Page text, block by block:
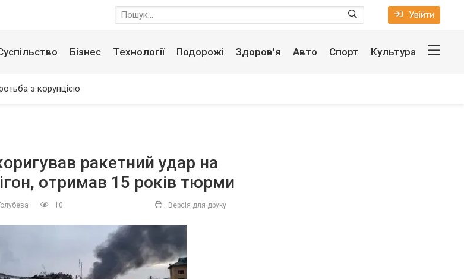
Увійти
Бізнес Технології Подорожі Здоров'я Авто Спорт Культура
з корупцією
ракетний удар на
отримав 15 років тюрми
10 Версія для друку